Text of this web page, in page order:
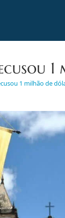
1 milhão de